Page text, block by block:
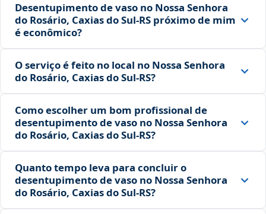
Desentupimento de vaso no Nossa Senhora
do Rosário, Caxias do Sul‑RS próximo de mim
é econômico?
O serviço é feito no local no Nossa Senhora
do Rosário, Caxias do Sul‑RS?
Como escolher um bom profissional de
desentupimento de vaso no Nossa Senhora
do Rosário, Caxias do Sul‑RS?
Quanto tempo leva para concluir o
desentupimento de vaso no Nossa Senhora
do Rosário, Caxias do Sul‑RS?